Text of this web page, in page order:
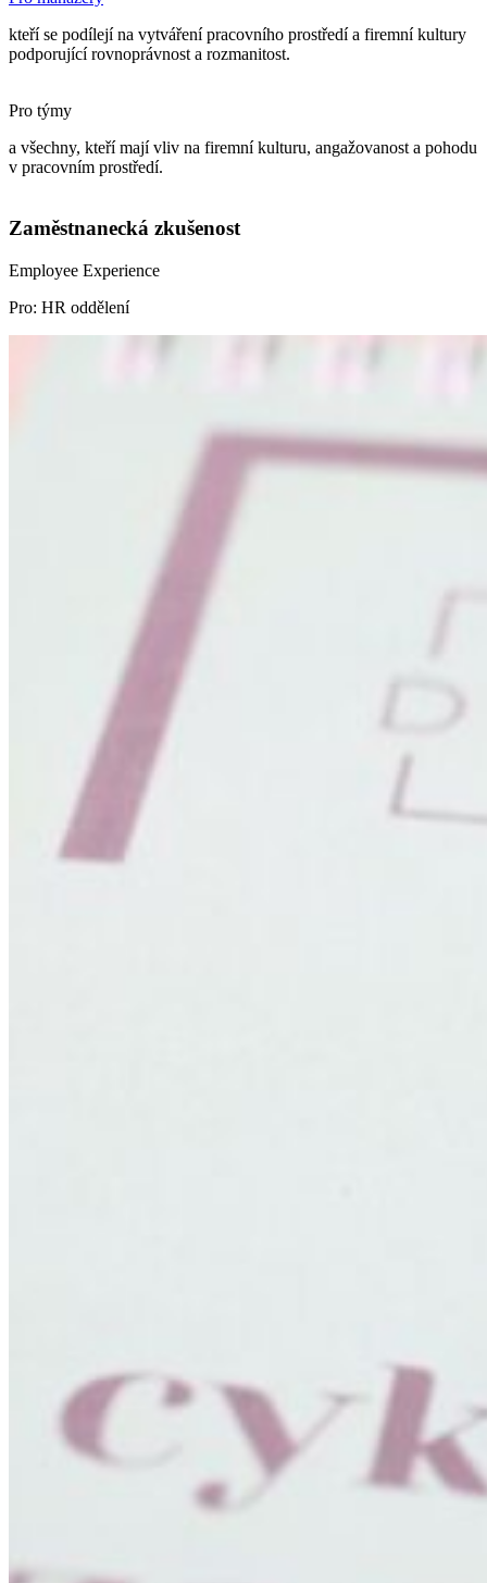
kteří se podílejí na vytváření pracovního prostředí a firemní kultury
podporující rovnoprávnost a rozmanitost.
Pro týmy
a všechny, kteří mají vliv na firemní kulturu, angažovanost a pohodu
v pracovním prostředí.
Zaměstnanecká zkušenost
Employee Experience
Pro: HR oddělení